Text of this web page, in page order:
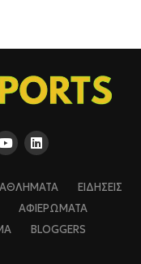
ΑΘΛΗΜΑΤΑ
ΕΙΔΗΣΕΙΣ
ΑΦΙΕΡΩΜΑΤΑ
BLOGGERS